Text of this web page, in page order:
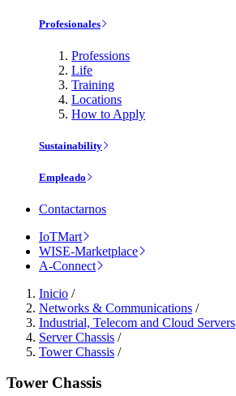
Profesionales
Professions
Life
Training
Locations
How to Apply
Sustainability
Empleado
Contactarnos
IoTMart
WISE-Marketplace
A-Connect
Inicio /
Networks & Communications /
Industrial, Telecom and Cloud Servers
Server Chassis /
Tower Chassis /
Tower Chassis